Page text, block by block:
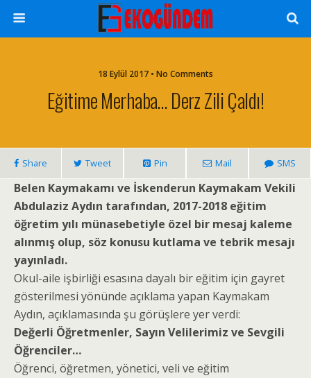
18 Eylül 2017 • No Comments
Eğitime Merhaba… Derz Zili Çaldı!
Share Tweet Pin Mail SMS
Belen Kaymakamı ve İskenderun Kaymakam Vekili
Abdulaziz Aydın tarafından, 2017-2018 eğitim
öğretim yılı münasebetiyle özel bir mesaj kaleme
alınmış olup, söz konusu kutlama ve tebrik mesajı
yayınladı.
Okul-aile işbirliği esasına dayalı bir eğitim için gayret
gösterilmesi yönünde açıklama yapan Kaymakam
Aydın, açıklamasında şu görüşlere yer verdi:
Değerli Öğretmenler, Sayın Velilerimiz ve Sevgili
Öğrenciler…
Öğrenci, öğretmen, yönetici, veli ve eğitim